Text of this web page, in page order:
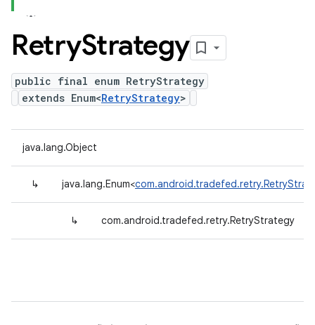
RetryStrategy
public final enum RetryStrategy
extends Enum<RetryStrategy>
java.lang.Object
↳ java.lang.Enum<
↳ com.android.tradefed.retry.RetryStrategy